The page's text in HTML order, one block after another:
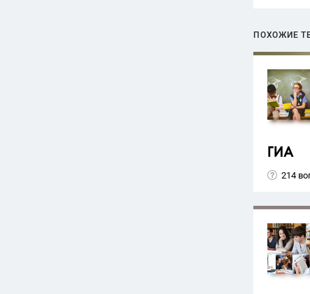
ПОХОЖИЕ
ГИА
214